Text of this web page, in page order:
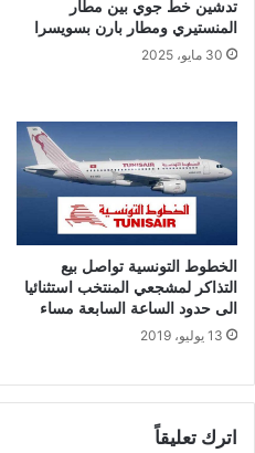
تدشين خط جوي بين مطار
المنستيري ومطار بارن بسويسرا
30 مايو، 2025
الخطوط التونسية تواصل بيع
التذاكر لمشجعي المنتخب استثنائيا
الى حدود الساعة السابعة مساء
13 يوليو، 2019
اترك تعليقاً